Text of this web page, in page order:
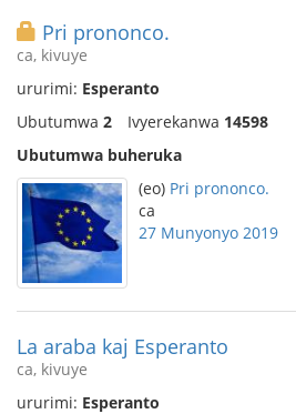
Pri prononco.
ca, kivuye
ururimi: Esperanto
Ubutumwa 2 Ivyerekanwa 14598
Ubutumwa buheruka
(eo) Pri prononco.
ca
27 Munyonyo 2019
La araba kaj Esperanto
ca, kivuye
ururimi: Esperanto